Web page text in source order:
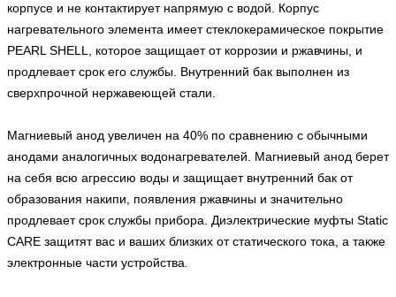
корпусе и не контактирует напрямую с водой. Корпус
нагревательного элемента имеет стеклокерамическое покрытие
PEARL SHELL, которое защищает от коррозии и ржавчины, и
продлевает срок его службы. Внутренний бак выполнен из
сверхпрочной нержавеющей стали.
Магниевый анод увеличен на 40% по сравнению с обычными
анодами аналогичных водонагревателей. Магниевый анод берет
на себя всю агрессию воды и защищает внутренний бак от
образования накипи, появления ржавчины и значительно
продлевает срок службы прибора. Диэлектрические муфты Static
CARE защитят вас и ваших близких от статического тока, а также
электронные части устройства.